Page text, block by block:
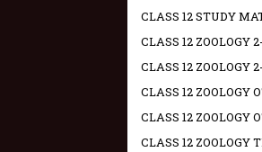
CLASS 12 STUDY
CLASS 12 ZOOLOGY
CLASS 12 ZOOLOGY
CLASS 12 ZOOLOGY
CLASS 12 ZOOLOGY
CLASS 12 ZOOLOGY